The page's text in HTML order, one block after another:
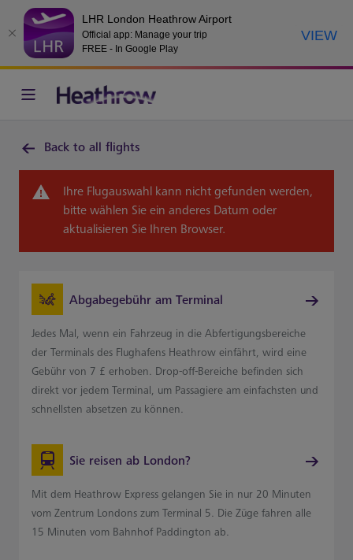
LHR London Heathrow Airport
Official app: Manage your trip
FREE - In Google Play
VIEW
Back to all flights
Ihre Flugauswahl kann nicht gefunden werden,
bitte wählen Sie ein anderes Datum oder
aktualisieren Sie Ihren Browser.
Abgabegebühr am Terminal
Jedes Mal, wenn ein Fahrzeug in die Abfertigungsbereiche
der Terminals des Flughafens Heathrow einfährt, wird eine
Gebühr von 7 £ erhoben. Drop-off-Bereiche befinden sich
direkt vor jedem Terminal, um Passagiere am einfachsten und
schnellsten absetzen zu können.
Sie reisen ab London?
Mit dem Heathrow Express gelangen Sie in nur 20 Minuten
vom Zentrum Londons zum Terminal 5. Die Züge fahren alle
15 Minuten vom Bahnhof Paddington ab.